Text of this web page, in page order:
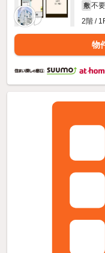
敷 不要
2階 /
物